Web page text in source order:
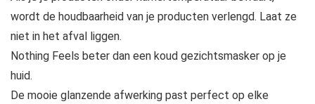
wordt de houdbaarheid van je producten verlengd. Laat ze
niet in het afval liggen.
Nothing Feels beter dan een koud gezichtsmasker op je
huid.
De mooie glanzende afwerking past perfect op elke